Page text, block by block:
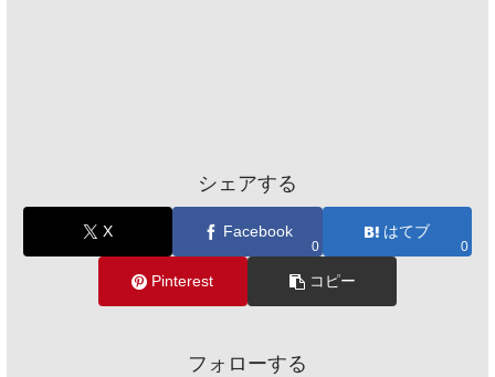
シェアする
X Facebook
0
はてブ
0
Pinterest コピー
フォローする